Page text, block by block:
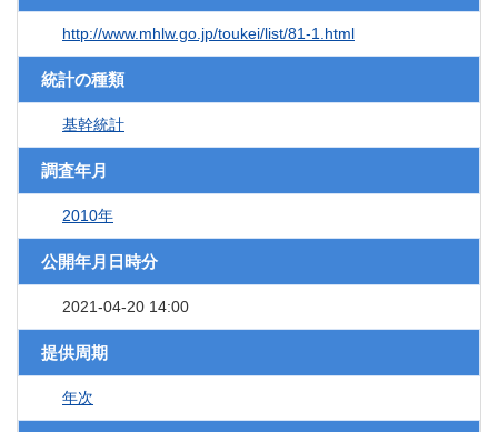
http://www.mhlw.go.jp/toukei/list/81-1.html
統計の種類
基幹統計
調査年月
2010年
公開年月日時分
2021-04-20 14:00
提供周期
年次